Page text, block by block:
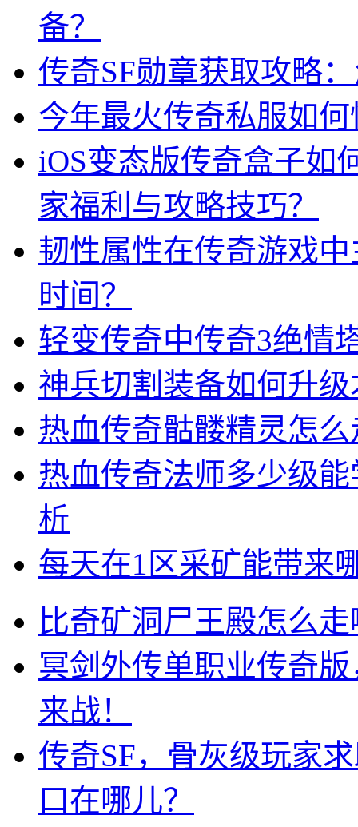
备？
传奇SF勋章获取攻略
今年最火传奇私服如
iOS变态版传奇盒子如
家福利与攻略技巧？
韧性属性在传奇游戏
时间？
轻变传奇中传奇3绝情
神兵切割装备如何升
热血传奇骷髅精灵怎
热血传奇法师多少级
析
每天在1区采矿能带来
比奇矿洞尸王殿怎么
冥剑外传单职业传奇
来战！
传奇SF，骨灰级玩家
口在哪儿？